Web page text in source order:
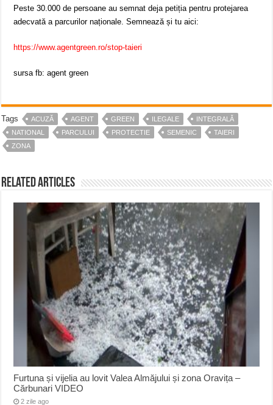
Peste 30.000 de persoane au semnat deja petiția pentru protejarea
adecvată a parcurilor naționale. Semnează și tu aici:
https://www.agentgreen.ro/stop-taieri
sursa fb: agent green
Tags ACUZĂ AGENT GREEN ILEGALE
INTEGRALĂ
NATIONAL
PARCULUI PROTECTIE SEMENIC
TAIERI
ZONA
Related Articles
Furtuna și vijelia au lovit Valea Almăjului și zona Oravița –
Cărbunari VIDEO
2 zile ago